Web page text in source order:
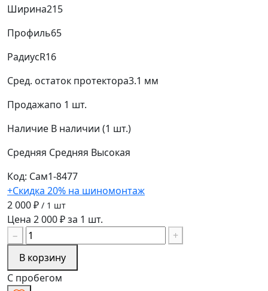
Ширина215
Профиль65
РадиусR16
Сред. остаток протектора3.1 мм
Продажапо 1 шт.
Наличие В наличии (1 шт.)
Средняя Средняя Высокая
Код: Сам1-8477
+Скидка 20% на шиномонтаж
2 000 ₽ / 1 шт
Цена 2 000 ₽ за 1 шт.
−
+
В корзину
С пробегом